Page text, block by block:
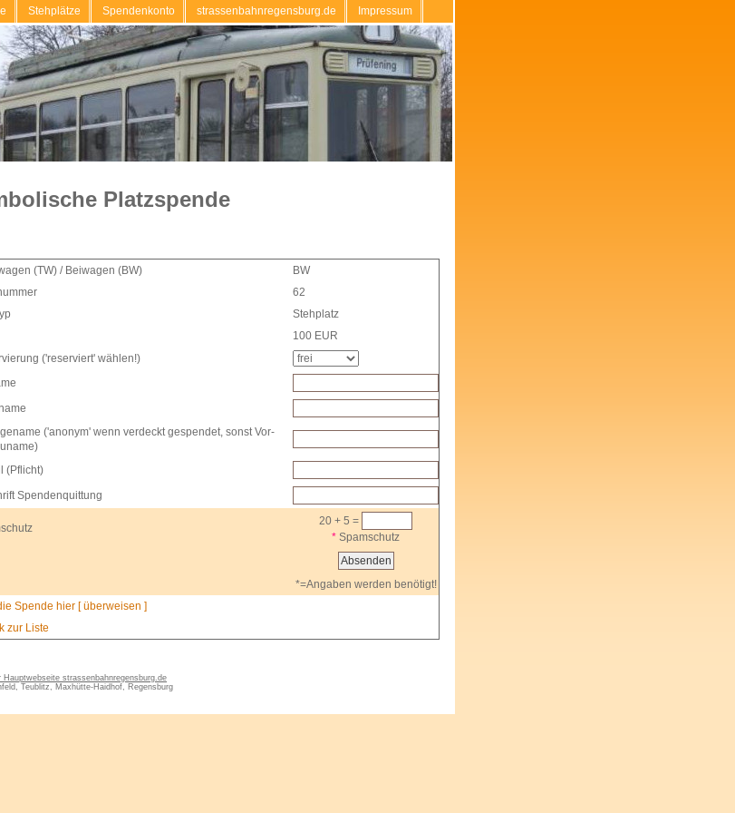
Stehplätze Spendenkonto strassenbahnregensburg.de Impressum
Platzspende
(TW) / Beiwagen (BW)
BW
62
Stehplatz
100 EUR
('reserviert' wählen!)
('anonym' wenn verdeckt gespendet, sonst Vor-
(Pflicht)
Spendenquittung
20 + 5 =
* Spamschutz
*=Angaben werden benötigt!
Spende hier [ überweisen ]
zur Liste
Hauptwebseite strassenbahnregensburg.de
Teublitz, Maxhütte-Haidhof, Regensburg